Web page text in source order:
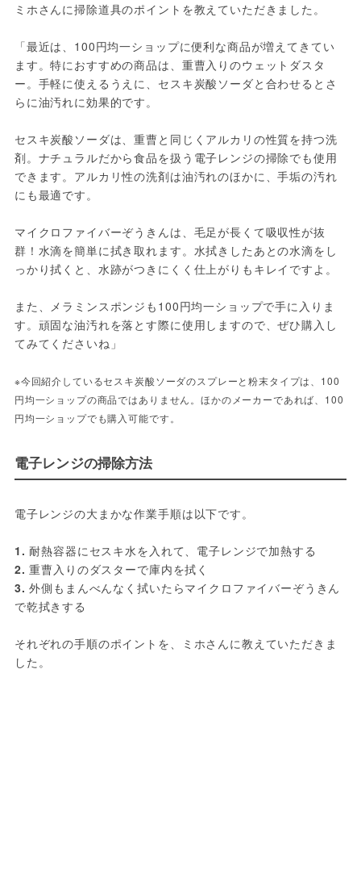
ミホさんに掃除道具のポイントを教えていただきました。
「最近は、100円均一ショップに便利な商品が増えてきてい
ます。特におすすめの商品は、重曹入りのウェットダスタ
ー。手軽に使えるうえに、セスキ炭酸ソーダと合わせるとさ
らに油汚れに効果的です。
セスキ炭酸ソーダは、重曹と同じくアルカリの性質を持つ洗
剤。ナチュラルだから食品を扱う電子レンジの掃除でも使用
できます。アルカリ性の洗剤は油汚れのほかに、手垢の汚れ
にも最適です。
マイクロファイバーぞうきんは、毛足が長くて吸収性が抜
群！水滴を簡単に拭き取れます。水拭きしたあとの水滴をし
っかり拭くと、水跡がつきにくく仕上がりもキレイですよ。
また、メラミンスポンジも100円均一ショップで手に入りま
す。頑固な油汚れを落とす際に使用しますので、ぜひ購入し
てみてくださいね」
※今回紹介しているセスキ炭酸ソーダのスプレーと粉末タイプは、100
円均一ショップの商品ではありません。ほかのメーカーであれば、100
円均一ショップでも購入可能です。
電子レンジの掃除方法
電子レンジの大まかな作業手順は以下です。
1. 耐熱容器にセスキ水を入れて、電子レンジで加熱する
2. 重曹入りのダスターで庫内を拭く
3. 外側もまんべんなく拭いたらマイクロファイバーぞうきん
で乾拭きする
それぞれの手順のポイントを、ミホさんに教えていただきま
した。